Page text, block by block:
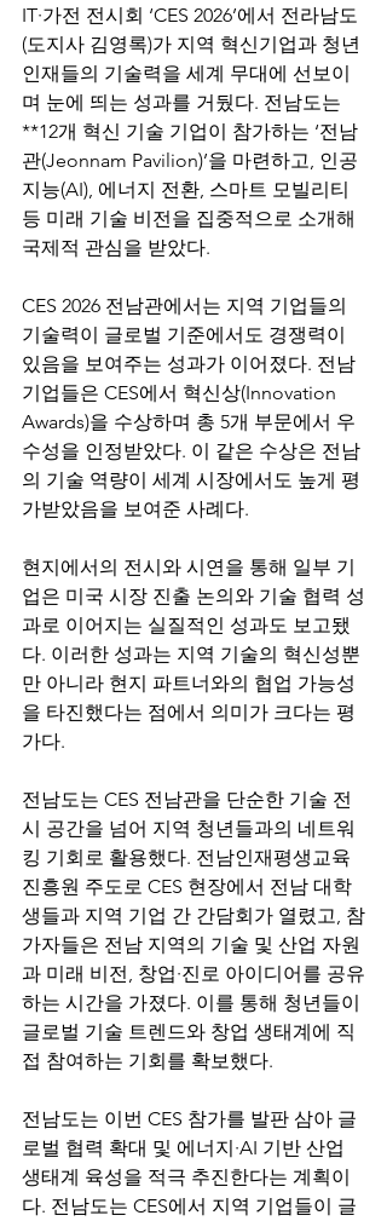
IT·가전 전시회 ‘CES 2026’에서 전라남도
(도지사 김영록)가 지역 혁신기업과 청년
인재들의 기술력을 세계 무대에 선보이
며 눈에 띄는 성과를 거뒀다. 전남도는
**12개 혁신 기술 기업이 참가하는 ‘전남
관(Jeonnam Pavilion)’을 마련하고, 인공
지능(AI), 에너지 전환, 스마트 모빌리티
등 미래 기술 비전을 집중적으로 소개해
국제적 관심을 받았다.
CES 2026 전남관에서는 지역 기업들의
기술력이 글로벌 기준에서도 경쟁력이
있음을 보여주는 성과가 이어졌다. 전남
기업들은 CES에서 혁신상(Innovation
Awards)을 수상하며 총 5개 부문에서 우
수성을 인정받았다. 이 같은 수상은 전남
의 기술 역량이 세계 시장에서도 높게 평
가받았음을 보여준 사례다.
현지에서의 전시와 시연을 통해 일부 기
업은 미국 시장 진출 논의와 기술 협력 성
과로 이어지는 실질적인 성과도 보고됐
다. 이러한 성과는 지역 기술의 혁신성뿐
만 아니라 현지 파트너와의 협업 가능성
을 타진했다는 점에서 의미가 크다는 평
가다.
전남도는 CES 전남관을 단순한 기술 전
시 공간을 넘어 지역 청년들과의 네트워
킹 기회로 활용했다. 전남인재평생교육
진흥원 주도로 CES 현장에서 전남 대학
생들과 지역 기업 간 간담회가 열렸고, 참
가자들은 전남 지역의 기술 및 산업 자원
과 미래 비전, 창업·진로 아이디어를 공유
하는 시간을 가졌다. 이를 통해 청년들이
글로벌 기술 트렌드와 창업 생태계에 직
접 참여하는 기회를 확보했다.
전남도는 이번 CES 참가를 발판 삼아 글
로벌 협력 확대 및 에너지·AI 기반 산업
생태계 육성을 적극 추진한다는 계획이
다. 전남도는 CES에서 지역 기업들이 글